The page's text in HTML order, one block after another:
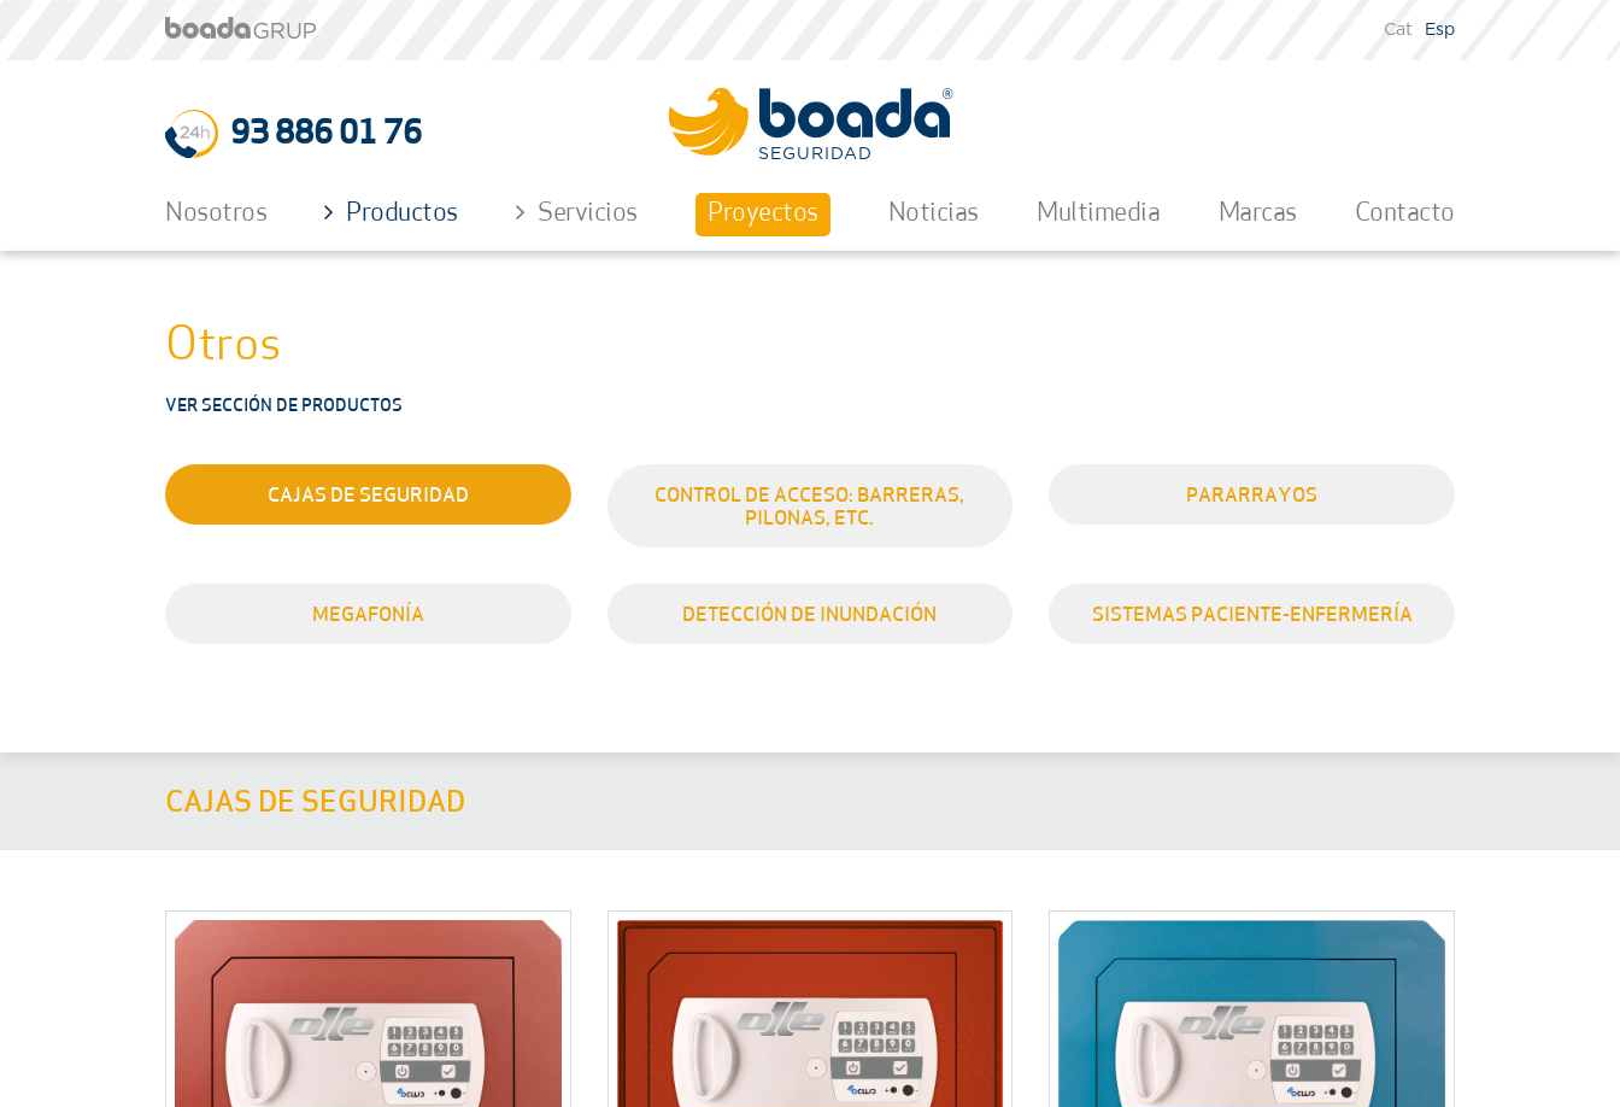
Cat Esp
SEGURIDAD
93 886 01 76
Nosotros Productos Servicios Proyectos Noticias Multimedia Marcas Contacto
Otros
VER SECCIÓN DE PRODUCTOS
CAJAS DE SEGURIDAD
CONTROL DE ACCESO: BARRERAS,
PILONAS, ETC.
PARARRAYOS
MEGAFONÍA DETECCIÓN DE INUNDACIÓN SISTEMAS PACIENTE-ENFERMERÍA
CAJAS DE SEGURIDAD